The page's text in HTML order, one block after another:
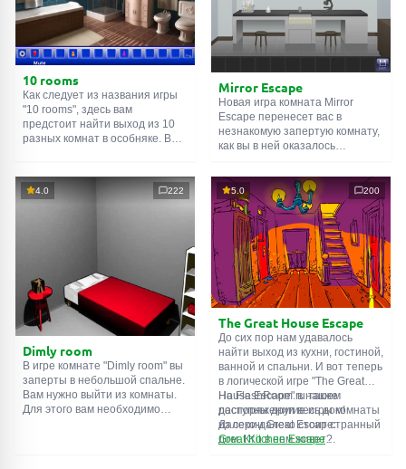
10 rooms
Как следует из названия игры
"10 rooms", здесь вам
предстоит найти выход из 10
разных комнат в особняке. В
их, чтобы выйти. Выход из
одной комнаты является
Mirror Escape
Новая игра комната Mirror
Escape перенесет вас в
незнакомую запертую комнату,
как вы в ней оказалось
смекалки попробуйте решить
все, приготовленные авторами
для вас, головоломки и найти
выход на свободу.
Внимательно осмотрите
помещение, возможно вы
сможете найти какие-нибудь
подсказки. Желаем удачи!
4.0 222
Dimly room
В игре комнате "Dimly room" вы
заперты в небольшой спальне.
Вам нужно выйти из комнаты.
Для этого вам необходимо
5.0 200
The Great House Escape
До сих пор нам удавалось
найти выход из кухни, гостиной,
ванной и спальни. И вот теперь
в логической игре "The Great
House Escape" в нашем
распоряжении весь дом!
Далеко-далеко стоит странный
дом. Кто в нем живет?
На FlashRoom.ru также
доступны другие игры комнаты
из серии Great Escape:
Great Kitchen Escape